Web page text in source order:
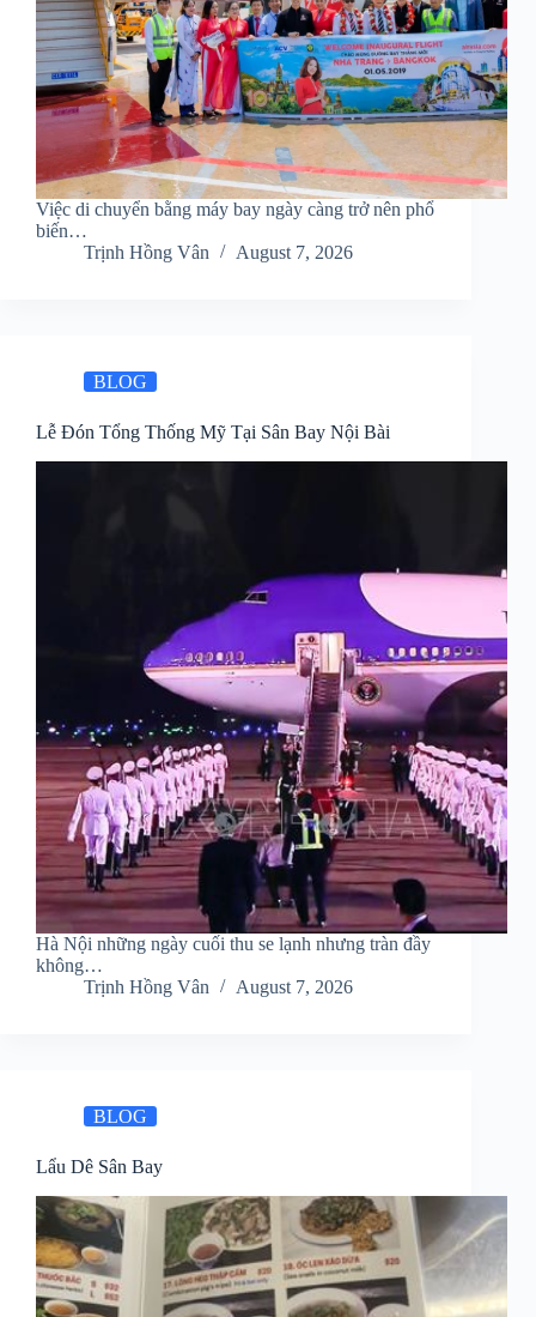
Việc di chuyển bằng máy bay ngày càng trở nên phổ
biến…
Trịnh Hồng Vân
August 7, 2026
BLOG
Lễ Đón Tổng Thống Mỹ Tại Sân Bay Nội Bài
Hà Nội những ngày cuối thu se lạnh nhưng tràn đầy
không…
Trịnh Hồng Vân
August 7, 2026
BLOG
Lẩu Dê Sân Bay